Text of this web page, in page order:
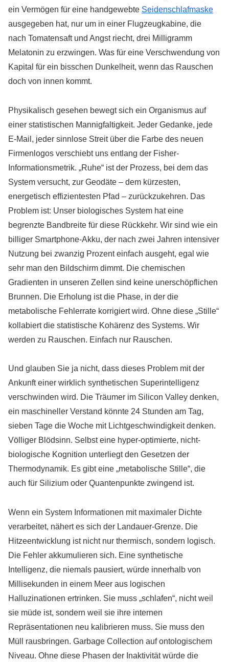
ein Vermögen für eine handgewebte Seidenschlafmaske
ausgegeben hat, nur um in einer Flugzeugkabine, die
nach Tomatensaft und Angst riecht, drei Milligramm
Melatonin zu erzwingen. Was für eine Verschwendung von
Kapital für ein bisschen Dunkelheit, wenn das Rauschen
doch von innen kommt.
Physikalisch gesehen bewegt sich ein Organismus auf
einer statistischen Mannigfaltigkeit. Jeder Gedanke, jede
E-Mail, jeder sinnlose Streit über die Farbe des neuen
Firmenlogos verschiebt uns entlang der Fisher-
Informationsmetrik. „Ruhe“ ist der Prozess, bei dem das
System versucht, zur Geodäte – dem kürzesten,
energetisch effizientesten Pfad – zurückzukehren. Das
Problem ist: Unser biologisches System hat eine
begrenzte Bandbreite für diese Rückkehr. Wir sind wie ein
billiger Smartphone-Akku, der nach zwei Jahren intensiver
Nutzung bei zwanzig Prozent einfach ausgeht, egal wie
sehr man den Bildschirm dimmt. Die chemischen
Gradienten in unseren Zellen sind keine unerschöpflichen
Brunnen. Die Erholung ist die Phase, in der die
metabolische Fehlerrate korrigiert wird. Ohne diese „Stille“
kollabiert die statistische Kohärenz des Systems. Wir
werden zu Rauschen. Einfach nur Rauschen.
Und glauben Sie ja nicht, dass dieses Problem mit der
Ankunft einer wirklich synthetischen Superintelligenz
verschwinden wird. Die Träumer im Silicon Valley denken,
ein maschineller Verstand könnte 24 Stunden am Tag,
sieben Tage die Woche mit Lichtgeschwindigkeit denken.
Völliger Blödsinn. Selbst eine hyper-optimierte, nicht-
biologische Kognition unterliegt den Gesetzen der
Thermodynamik. Es gibt eine „metabolische Stille“, die
auch für Silizium oder Quantenpunkte zwingend ist.
Wenn ein System Informationen mit maximaler Dichte
verarbeitet, nähert es sich der Landauer-Grenze. Die
Hitzeentwicklung ist nicht nur thermisch, sondern logisch.
Die Fehler akkumulieren sich. Eine synthetische
Intelligenz, die niemals pausiert, würde innerhalb von
Millisekunden in einem Meer aus logischen
Halluzinationen ertrinken. Sie muss „schlafen“, nicht weil
sie müde ist, sondern weil sie ihre internen
Repräsentationen neu kalibrieren muss. Sie muss den
Müll rausbringen. Garbage Collection auf ontologischem
Niveau. Ohne diese Phasen der Inaktivität würde die